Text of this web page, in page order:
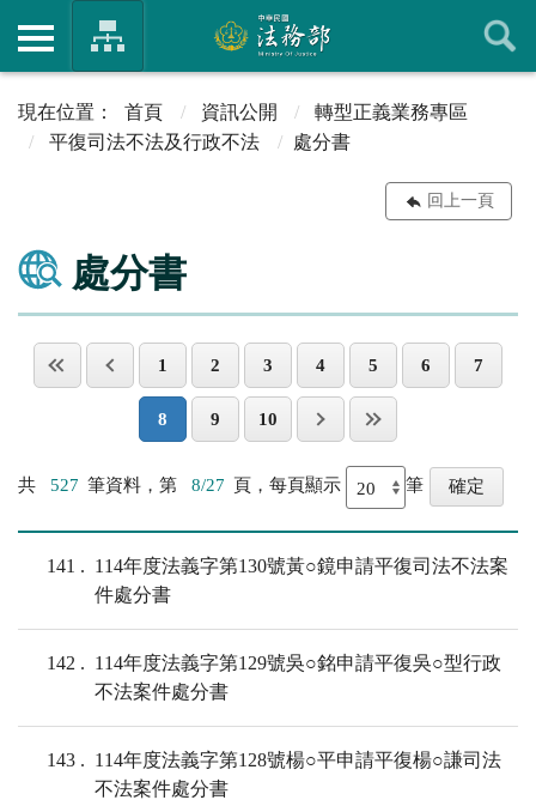
首頁 資訊公開
轉型正義業務專區
平復司法不法及行政不法
處分書
回上一頁
處分書
1 2 3 4 5 6 7
8 9 10
共 527 筆資料，第 8/27 頁，每頁顯示 筆
141
114年度法義字第130號黃○鏡申請平復司法不法案
件處分書
142
114年度法義字第129號吳○銘申請平復吳○型行政
不法案件處分書
143
114年度法義字第128號楊○平申請平復楊○謙司法
不法案件處分書